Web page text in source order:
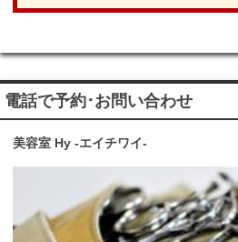
電話で予約･お問い合わせ
美容室 Hy -エイチワイ-